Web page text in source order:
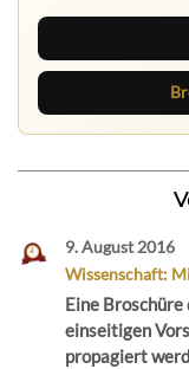
9. August 2016
Wissenschaft:
Eine
einseitigen
propagiert